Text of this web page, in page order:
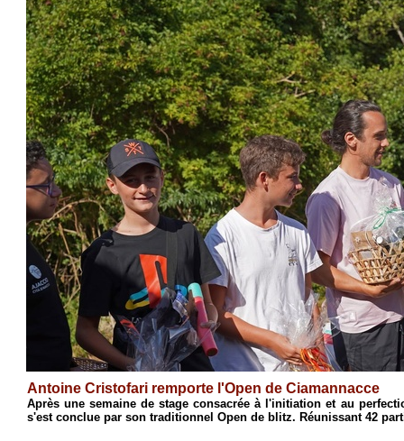
Antoine Cristofari remporte l'Open de Ciamannacce
Après une semaine de stage consacrée à l'initiation et au
s'est conclue par son traditionnel Open de blitz. Réunissant 42